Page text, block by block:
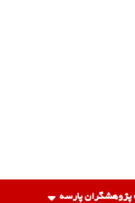
پژوهشگران پارسه